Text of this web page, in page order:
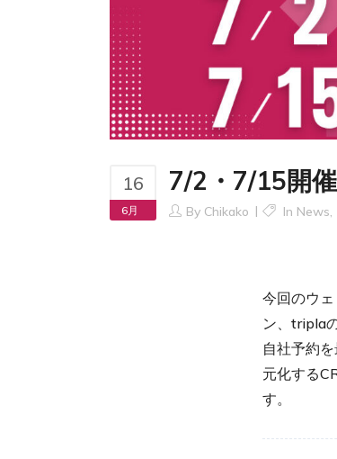
16
6月
7/2・7/15開
By Chikako In News,
今回のウ
ン、tripla
自社予約
元化する
す。